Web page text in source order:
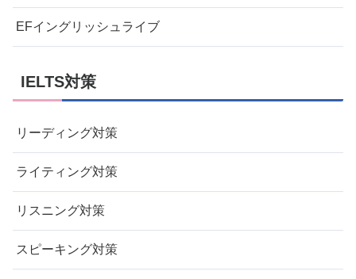
EFイングリッシュライブ
IELTS対策
リーディング対策
ライティング対策
リスニング対策
スピーキング対策